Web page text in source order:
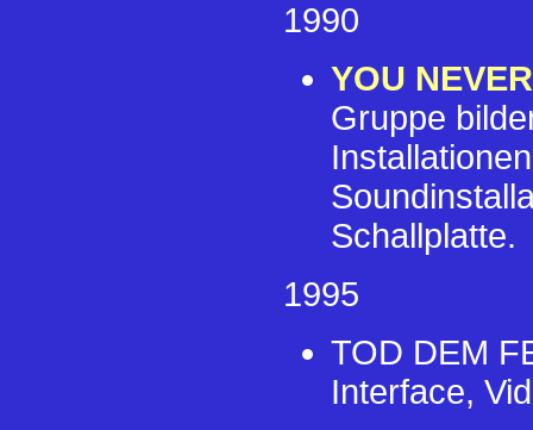
1990
YOU
Gruppe
Schallplatte.
1995
TOD DEM
Interface,